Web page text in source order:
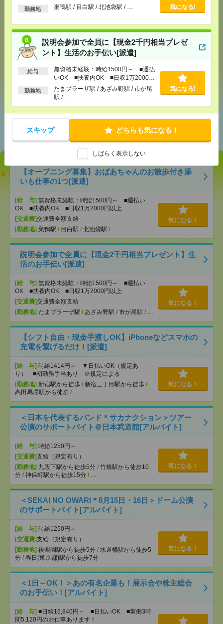
以上
勤務地 巣鴨駅 / 目白駅 / 北池袋駅 / … 気になる!
説明会参加で全員に【現金2千円相当プレゼ
ント】生活のお手伝い[派遣]
給与
無資格未経験：時給1500円～ ■週払
いOK ■扶養内OK ■日収1万2000円
以上
勤務地
たまプラーザ駅 / あざみ野駅 / 市が尾
駅 / …
気になる!
スキップ どちらも気になる！
しばらく表示しない
メールで送る LINEで送る
ツイート ブックマーク
あなたの閲覧履歴からの
おすすめ
【オープニング募集】おばあちゃんのお散歩付き添
いも仕事の1つ[派遣]
[給 与] 無資格未経験：時給1500円～ ■週払い
OK ■扶養内OK ■日収1万2000円以上
[交通費]交通費全額支給
[勤務地] 巣鴨駅 / 目白駅 / 北池袋駅 / …
気になる！
説明会参加で全員に【現金2千円相当プレゼント】生
活のお手伝い[派遣]
[給 与] 無資格未経験：時給1500円～ ■週払い
OK ■扶養内OK ■日収1万2000円以上
[交通費]交通費全額支給
[勤務地] たまプラーザ駅 / あざみ野駅 / 市が尾駅 / …
気になる！
【シフト自由・現金手渡しOK】iPhoneなどスマホの
充電を繋げるだけ！[派遣]
[給 与] 時給1414円～ ▼日払いOK（規定あ
り） ■初勤務手当あり ※規定による
[勤務地] 新宿駅から徒歩 / 新宿三丁目駅から徒歩 /
高田馬場駅から徒歩 / …
気になる！
＜日本を代表するバンド＊サカナクション＞ツアー
公演のサポートバイト＠日本武道館[アルバイト]
[給 与] 時給1250円～
[交通費]支給（規定有り）
[勤務地] 九段下駅から徒歩5分 / 竹橋駅から徒歩10
分 / 神保町駅から徒歩15分 / …
気になる！
＜SEKAI NO OWARI＊8月15日・16日＞ドーム公演
のサポートバイト[アルバイト]
[給 与] 時給1250円～
[交通費]支給（規定有り）
[勤務地] 後楽園駅から徒歩5分 / 水道橋駅から徒歩5
分 / 春日(東京都)駅から徒歩7分
気になる！
＜1日～OK！＞あの有名企業も！展示会や株主総会
のお手伝い！[アルバイト]
[給 与] ■日給16,840円～ ■日払いOK ■実働3時
間5,120円のお仕事あります！